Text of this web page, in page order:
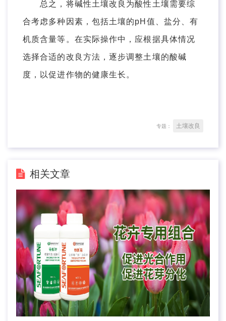
总之，将碱性土壤改良为酸性土壤需要综
合考虑多种因素，包括土壤的pH值、盐分、有
机质含量等。在实际操作中，应根据具体情况
选择合适的改良方法，逐步调整土壤的酸碱
度，以促进作物的健康生长。
专题： 土壤改良
相关文章